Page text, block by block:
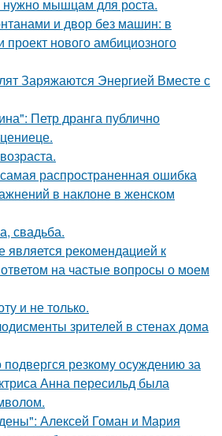
нужно мышцам для роста.
и двор без машин: в
проект нового амбициозного
Заряжаются Энергией Вместе с
Петр дранга публично
распространенная ошибка
в наклоне в женском
свадьба.
является рекомендацией к
на частые вопросы о моем
и не только.
зрителей в стенах дома
резкому осуждению за
Анна пересильд была
Алексей Гоман и Мария